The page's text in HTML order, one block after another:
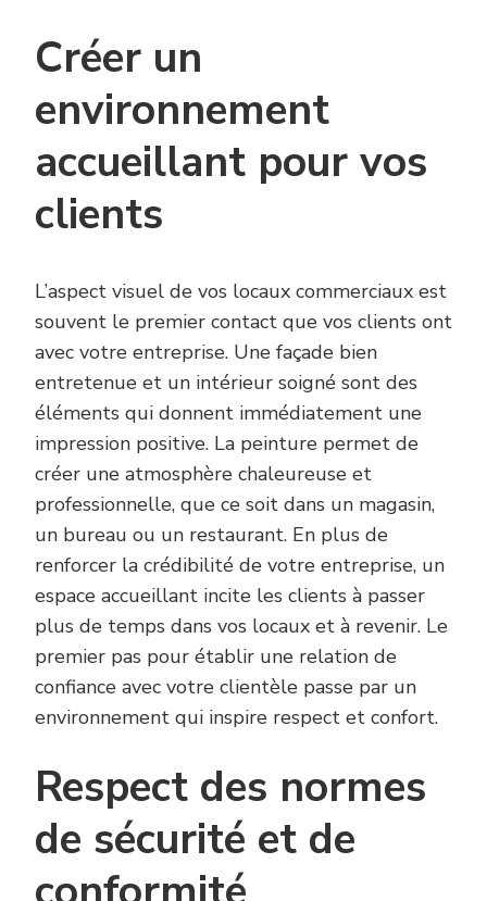
Créer un
environnement
accueillant pour vos
clients
L’aspect visuel de vos locaux commerciaux est
souvent le premier contact que vos clients ont
avec votre entreprise. Une façade bien
entretenue et un intérieur soigné sont des
éléments qui donnent immédiatement une
impression positive. La peinture permet de
créer une atmosphère chaleureuse et
professionnelle, que ce soit dans un magasin,
un bureau ou un restaurant. En plus de
renforcer la crédibilité de votre entreprise, un
espace accueillant incite les clients à passer
plus de temps dans vos locaux et à revenir. Le
premier pas pour établir une relation de
confiance avec votre clientèle passe par un
environnement qui inspire respect et confort.
Respect des normes
de sécurité et de